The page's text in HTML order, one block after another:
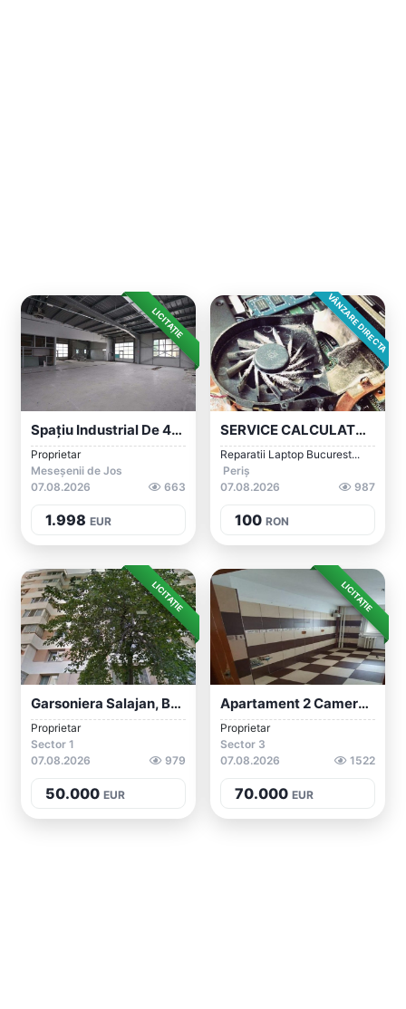
LICITAȚIE
Spațiu Industrial De 450mp De Închiriat...
Proprietar
Meseșenii de Jos
07.08.2026
663
1.998 EUR
VÂNZARE DIRECTA
SERVICE CALCULATOR BUCURESTI LA DOMICILI...
Reparatii Laptop Bucurest...
Periș
07.08.2026
987
100 RON
LICITAȚIE
Garsoniera Salajan, Bucuresti
Proprietar
Sector 1
07.08.2026
979
50.000 EUR
LICITAȚIE
Apartament 2 Camere Sector 3, Bucuresti
Proprietar
Sector 3
07.08.2026
1522
70.000 EUR